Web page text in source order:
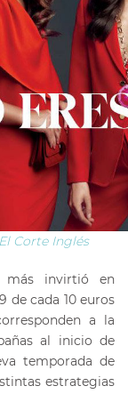
El Corte Inglés
más invirtió en
de cada 10 euros
a la
al inicio de
temporada de
estrategias